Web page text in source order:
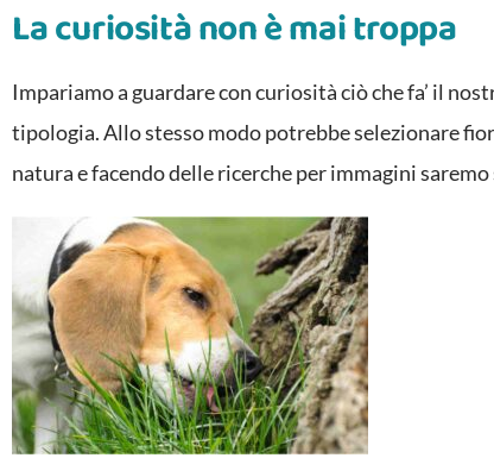
La curiosità non è mai troppa
Impariamo a guardare con curiosità ciò che fa’ il
tipologia. Allo stesso modo potrebbe selezionare
natura e facendo delle ricerche per immagini